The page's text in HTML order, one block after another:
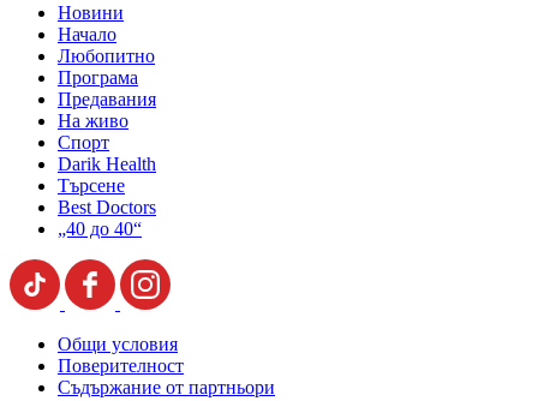
Новини
Начало
Любопитно
Програма
Предавания
На живо
Спорт
Darik Health
Търсене
Best Doctors
„40 до 40“
Общи условия
Поверителност
Съдържание от партньори